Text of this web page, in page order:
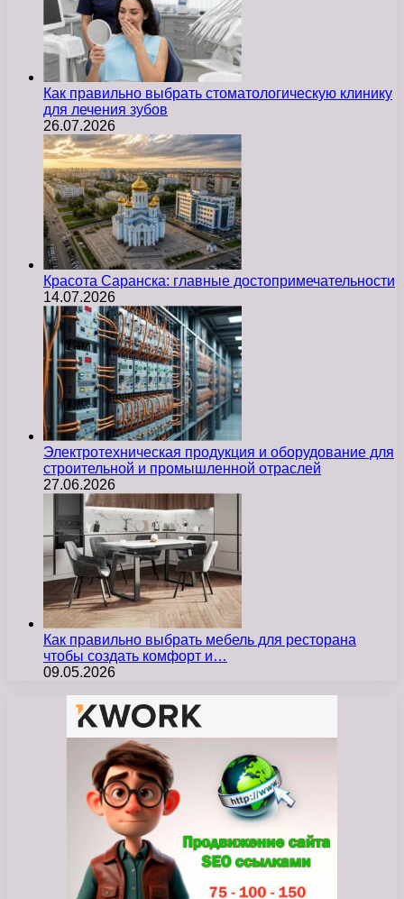
Как правильно выбрать стоматологическую клинику
для лечения зубов
26.07.2026
Красота Саранска: главные достопримечательности
14.07.2026
Электротехническая продукция и оборудование для
строительной и промышленной отраслей
27.06.2026
Как правильно выбрать мебель для ресторана
чтобы создать комфорт и…
09.05.2026